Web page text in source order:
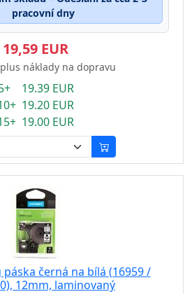
pracovní dny
19,59 EUR
plus náklady na dopravu
19.39 EUR
19.20 EUR
19.00 EUR
páska černá na bílá (16959 /
12mm, laminovaný